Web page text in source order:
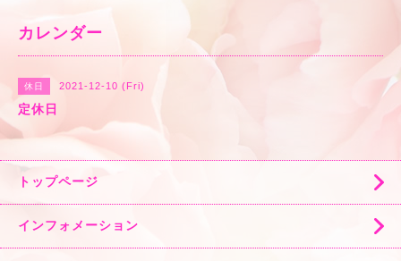
カレンダー
休日 2021-12-10 (Fri)
定休日
トップページ
インフォメーション